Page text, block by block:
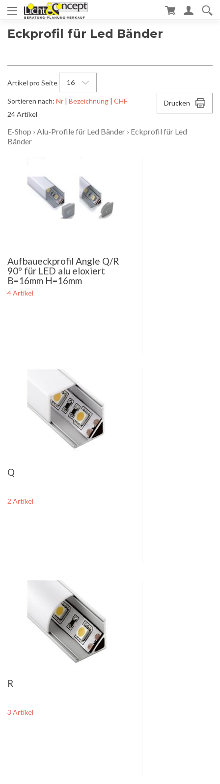
Eckprofil für Led Bänder
Artikel pro Seite 16
Drucken
Sortieren nach: Nr | Bezeichnung | CHF
24 Artikel
E-Shop › Alu-Profile für Led Bänder › Eckprofil für Led
Bänder
Aufbaueckprofil Angle Q/R
90° für LED alu eloxiert
B=16mm H=16mm
4 Artikel
Q
2 Artikel
R
3 Artikel